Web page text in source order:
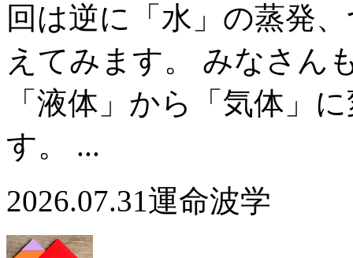
回は逆に「水」の蒸発
えてみます。 みなさん
「液体」から「気体」
す。 ...
2026.07.31運命波学